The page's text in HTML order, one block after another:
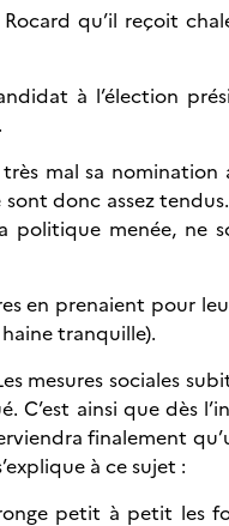
qu’il reçoit
à l’élection
mal sa
donc assez
politique menée, ne
en prenaient pour
tranquille).
mesures sociales
ainsi que dès
finalement
à ce sujet :
petit à petit les